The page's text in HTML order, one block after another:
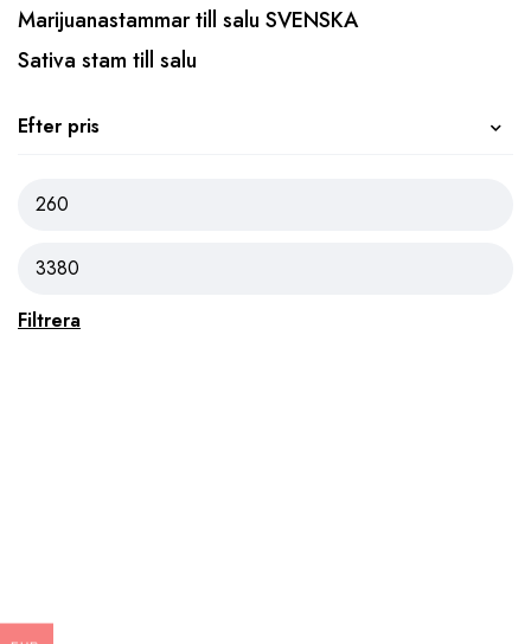
Marijuanastammar till salu SVENSKA
Sativa stam till salu
Efter pris
Filtrera